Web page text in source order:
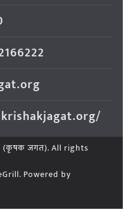
(कृषक जगत). All rights
Powered by